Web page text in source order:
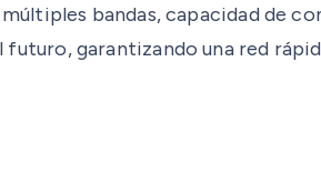
bandas, capacidad de
garantizando una red